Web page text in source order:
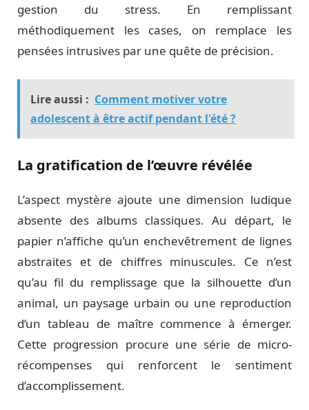
gestion du stress. En remplissant
méthodiquement les cases, on remplace les
pensées intrusives par une quête de précision.
Lire aussi : Comment motiver votre
adolescent à être actif pendant l'été ?
La gratification de l’œuvre révélée
L’aspect mystère ajoute une dimension ludique
absente des albums classiques. Au départ, le
papier n’affiche qu’un enchevêtrement de lignes
abstraites et de chiffres minuscules. Ce n’est
qu’au fil du remplissage que la silhouette d’un
animal, un paysage urbain ou une reproduction
d’un tableau de maître commence à émerger.
Cette progression procure une série de micro-
récompenses qui renforcent le sentiment
d’accomplissement.